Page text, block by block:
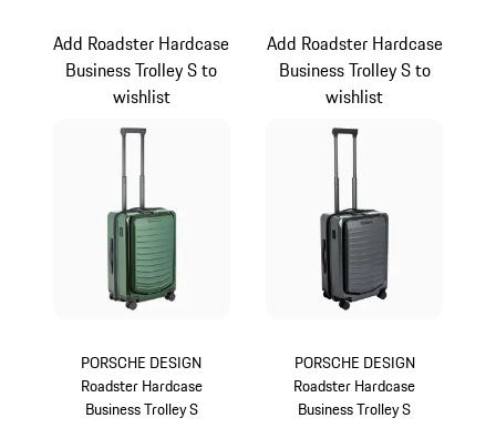
PORSCHE DESIGN
Roadster Hardcase
Business Trolley S
Add Roadster Hardcase
Business Trolley S to
wishlist
PORSCHE DESIGN
Roadster Hardcase
Business Trolley S
Add Roadster Hardcase
Business Trolley S to
wishlist